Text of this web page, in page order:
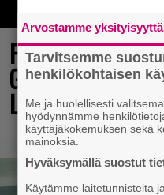
Final Fantasy VII
Gamescom-
Live -
Arvostamme
Tarvitsemme
henkilökohtaisen
Me ja huolellisesti
hyödynnämme
käyttäjäkokemuksen sekä
mainoksia.
Hyväksymällä suostut
Käytämme laitetunnisteita